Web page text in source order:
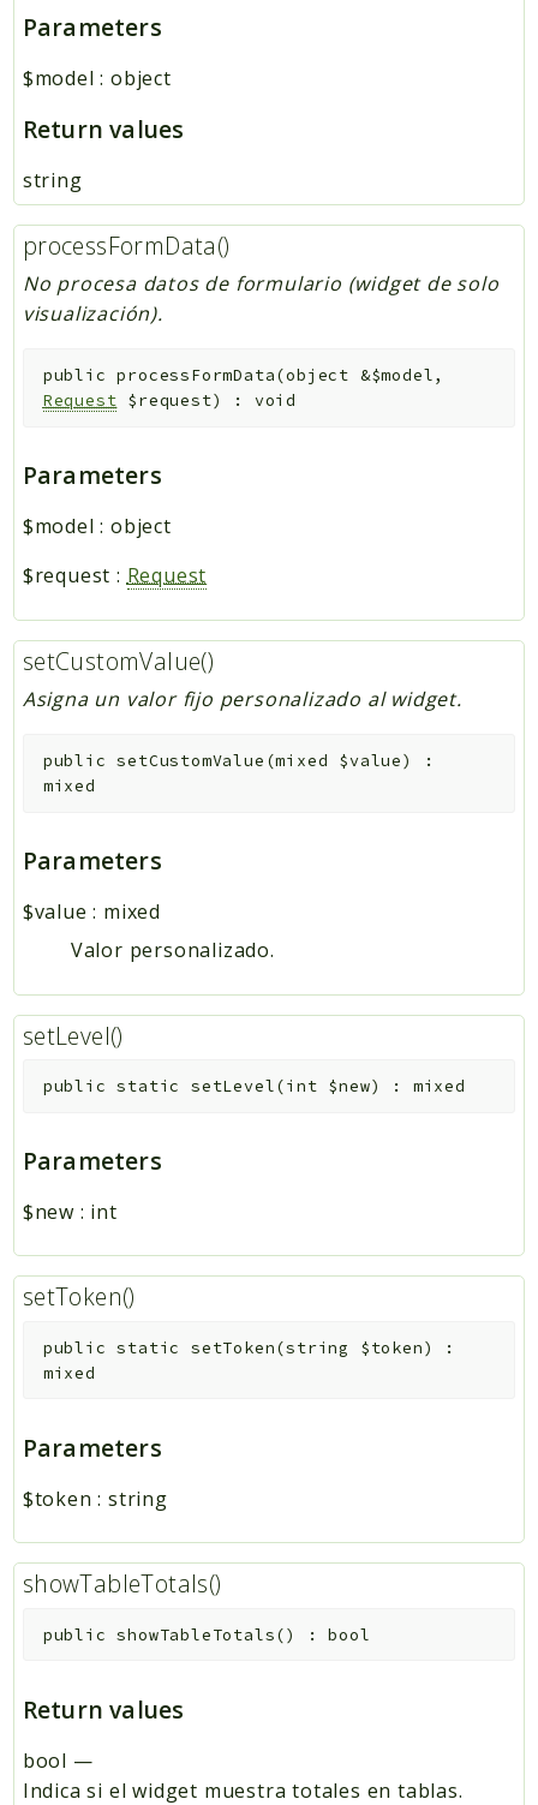
Parameters
$model : object
Return values
string
processFormData()
No procesa datos de formulario (widget de solo
visualización).
public processFormData(object &$model,
Request $request) : void
Parameters
$model : object
$request :Request
setCustomValue()
Asigna un valor fijo personalizado al widget.
public setCustomValue (mixed $value)
:
mixed
Parameters
$value : mixed
Valor personalizado.
setLevel()
public static setLevel(int $new) : mixed
Parameters
$new : int
setToken()
public static setToken(string $token)
:
mixed
Parameters
$token : string
showTableTotals()
public showTableTotals() :bool
Return values
bool —
Indica si el widget muestra totales en tablas.